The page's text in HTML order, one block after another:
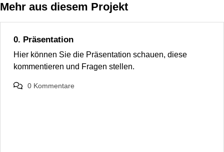
Mehr aus diesem Projekt
0. Präsentation
Hier können Sie die Präsentation schauen, diese
kommentieren und Fragen stellen.
0 Kommentare